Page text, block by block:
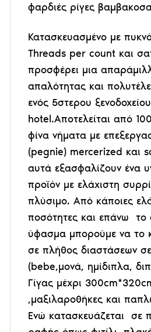
φαρδιές ρίγες
Κατασκευασμένο με
Threads per count και
προσφέρει μια
απαλότητας και
ενός 5στερου
hotel.Αποτελείται από
φίνα νήματα με
(pegnie) mercerized και
αυτά εξασφαλίζουν ένα
προϊόν με ελάχιστη
πλύσιμο. Από κάποιες
ποσότητες και επάνω το
ύφασμα μπορούμε να το
σε πλήθος διαστάσεων
(bebe,μονά, ημίδιπλα,
Γίγας μέχρι
,μαξιλαροθήκες και
Ενώ κατασκευάζεται σε